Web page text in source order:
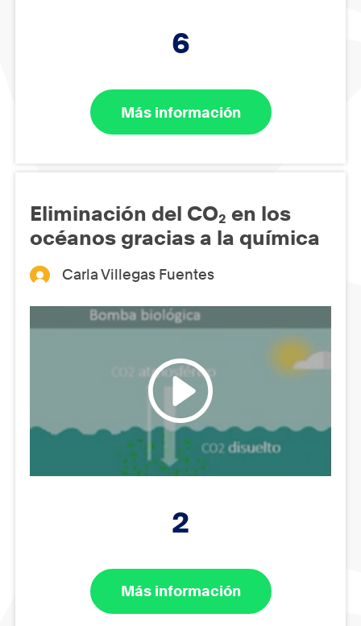
6
Más información
Eliminación del CO₂ en los
océanos gracias a la química
Carla Villegas Fuentes
2
Más información